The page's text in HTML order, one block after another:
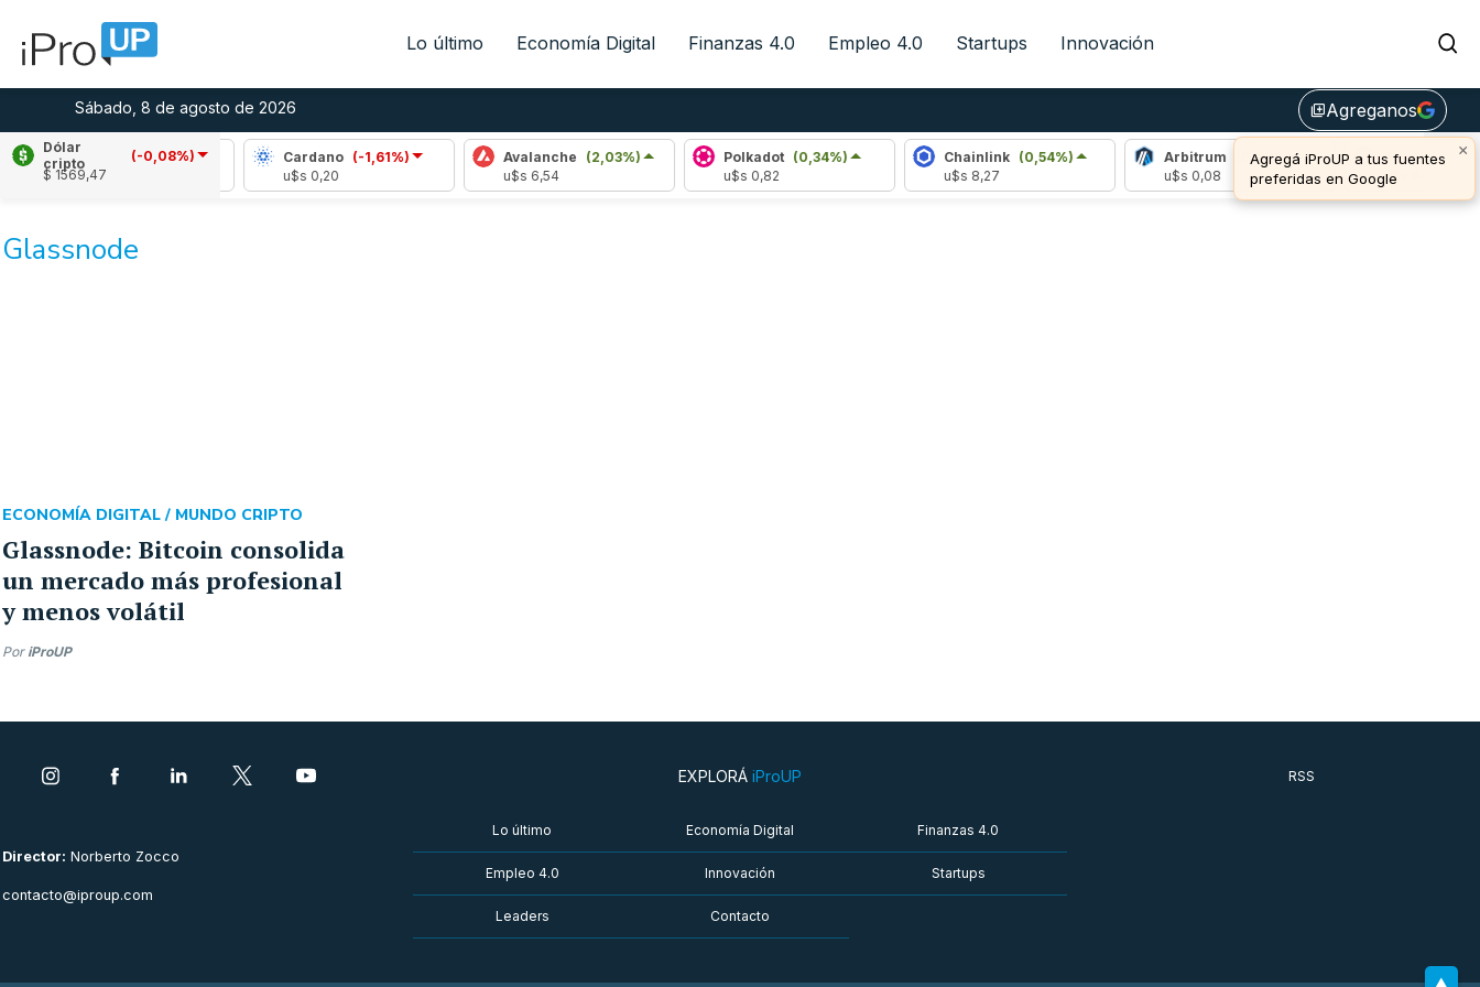
Lo último Economía Digital Finanzas 4.0 Empleo 4.0 Startups Innovación
Sábado, 8 de agosto de 2026 library_addAgreganos
×
Agregá iProUP a tus fuentes
preferidas en Google
Dólar
cripto
(-0,08%)
$ 1569,47
Ripple
(0,73%)
u$s 1,03
Cardano (-1,61%)
u$s 0,20
Avalanche (2,03%)
u$s 6,54
Polkadot (0,34%)
u$s 0,82
Chainlink (0,54%)
u$s 8,27
Arbitrum (0,89%)
u$s 0,08
Bitcoin
u$s 64.962,00
Glassnode
Glassnode: Bitcoin consolida
un mercado más profesional
y menos volátil
ECONOMÍA DIGITAL / MUNDO CRIPTO
Por iProUP
Director: Norberto Zocco
contacto@iproup.com
EXPLORÁ iProUP
Lo último Economía Digital Finanzas 4.0
Empleo 4.0 Innovación Startups
Leaders Contacto
RSS